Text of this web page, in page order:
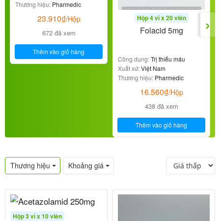
Thương hiệu: Pharmedic
23.910₫/Hộp
672 đã xem
Thêm vào giỏ hàng
Hộp 4 vỉ x 20 viên
Folacid 5mg
Công dụng:Trị thiếu máu
Xuất xứ:Việt Nam
Thương hiệu: Pharmedic
16.560₫/Hộp
438 đã xem
Thêm vào giỏ hàng
›
Thương hiệu Khoảng giá
Hộp 3 vỉ x 10 viên